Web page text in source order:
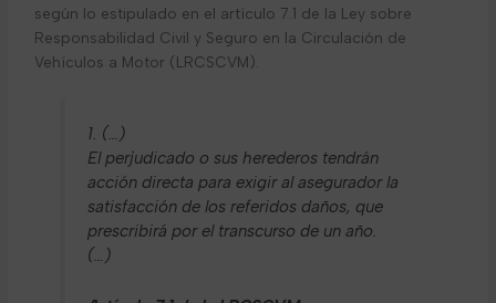
según lo estipulado en el artículo 7.1 de la Ley sobre
Responsabilidad Civil y Seguro en la Circulación de
Vehículos a Motor (LRCSCVM).
1. (…)
El perjudicado o sus herederos tendrán
acción directa para exigir al asegurador la
satisfacción de los referidos daños, que
prescribirá por el transcurso de un año.
(…)